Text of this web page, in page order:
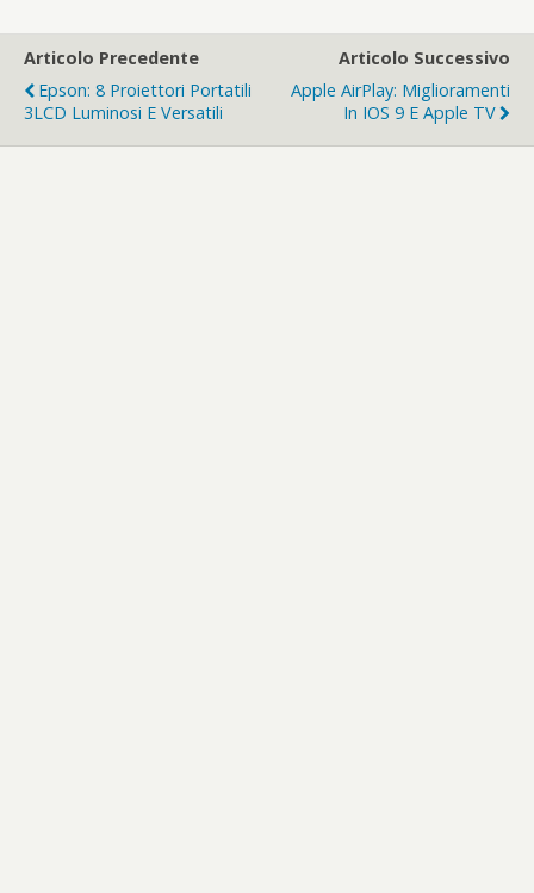
Articolo Precedente
Epson: 8 Proiettori Portatili
3LCD Luminosi E Versatili
Articolo Successivo
Apple AirPlay: Miglioramenti
In IOS 9 E Apple TV